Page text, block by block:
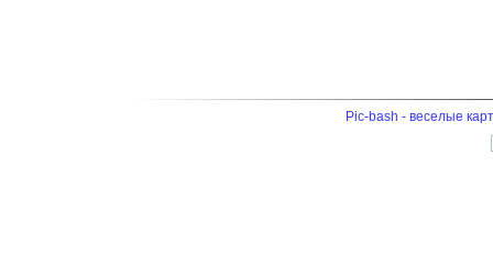
Pic-bash - веселые